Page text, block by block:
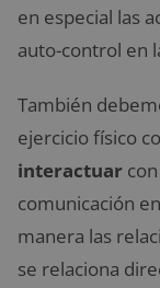
en especial las
auto-control en
También
ejercicio físico
interactuar
comunicación
manera las
se relaciona